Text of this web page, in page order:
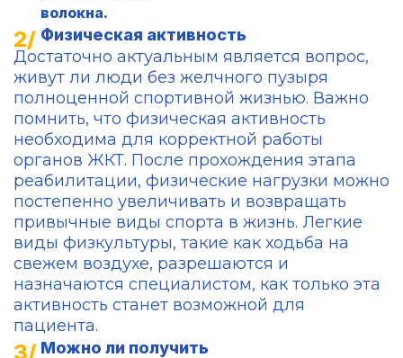
волокна.
Физическая активность
Достаточно актуальным является вопрос,
живут ли люди без желчного пузыря
полноценной спортивной жизнью. Важно
помнить, что физическая активность
необходима для корректной работы
органов ЖКТ. После прохождения этапа
реабилитации, физические нагрузки можно
постепенно увеличивать и возвращать
привычные виды спорта в жизнь. Легкие
виды физкультуры, такие как ходьба на
свежем воздухе, разрешаются и
назначаются специалистом, как только эта
активность станет возможной для
пациента.
Можно ли получить